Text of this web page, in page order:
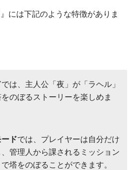
には下記のような特徴がありま
では、主人公「夜」が「ラヘル」
のぼるストーリーを楽しめま
ドでは、プレイヤーは自分だけ
管理人から課されるミッション
塔をのぼることができます。